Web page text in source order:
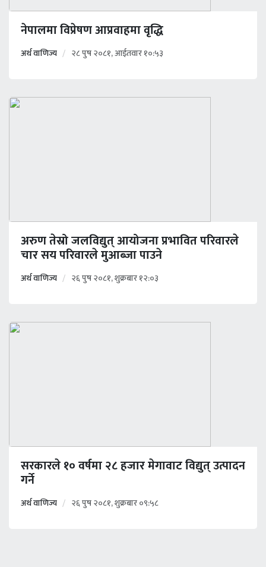
नेपालमा विप्रेषण आप्रवाहमा वृद्धि
अर्थ वाणिज्य २८ पुष २०८१, आईतवार १०:५३
अरुण तेस्रो जलविद्युत् आयोजना प्रभावित परिवारले
चार सय परिवारले मुआब्जा पाउने
अर्थ वाणिज्य २६ पुष २०८१, शुक्रबार १२:०३
सरकारले १० वर्षमा २८ हजार मेगावाट विद्युत् उत्पादन
गर्ने
अर्थ वाणिज्य २६ पुष २०८१, शुक्रबार ०९:५८